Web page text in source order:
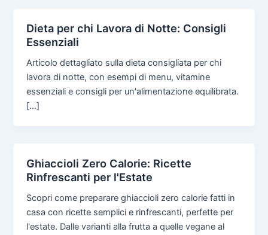
Dieta per chi Lavora di Notte: Consigli
Essenziali
Articolo dettagliato sulla dieta consigliata per chi
lavora di notte, con esempi di menu, vitamine
essenziali e consigli per un'alimentazione equilibrata.
[…]
Ghiaccioli Zero Calorie: Ricette
Rinfrescanti per l'Estate
Scopri come preparare ghiaccioli zero calorie fatti in
casa con ricette semplici e rinfrescanti, perfette per
l'estate. Dalle varianti alla frutta a quelle vegane al